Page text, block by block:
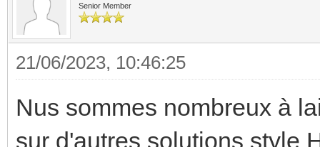
Senior Member
21/06/2023, 10:46:25
Nus sommes nombreux à
sur d'autres solutions style